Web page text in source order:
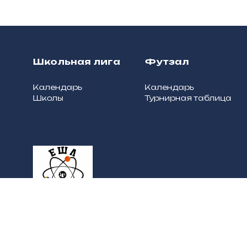
Школьная лига
Календарь
Школы
Футзал
Календарь
Турнирная таблица